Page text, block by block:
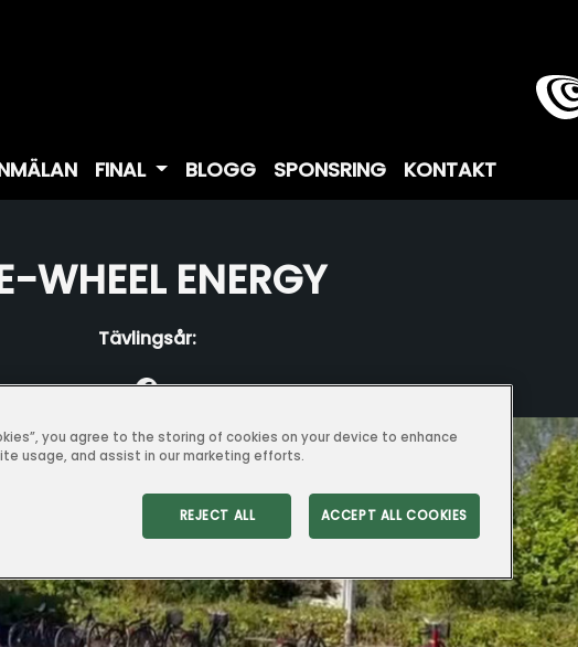
FINAL BLOGG SPONSRING KONTAKT
WHEEL ENERGY
Tävlingsår:
you agree to the storing of cookies on your device to enhance
usage, and assist in our marketing efforts.
REJECT ALL ACCEPT ALL COOKIES